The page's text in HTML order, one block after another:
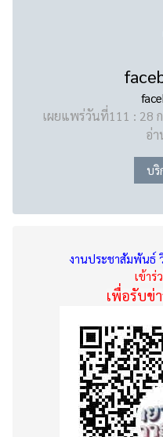
เผยแพร่วันที่111 : 28
อ่า
บริ
งานประชาสัมพันธ์
เข้าร่
เพื่อรับข่